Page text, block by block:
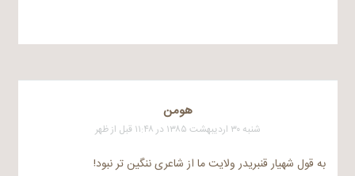
هومن
شنبه ۳۰ اردیبهشت ۱۳۸۵ در ۱۱:۴۸ قبل از ظهر
به قول شهیار قنبریدر ولایت ما از شاعری ننگین تر نبود!